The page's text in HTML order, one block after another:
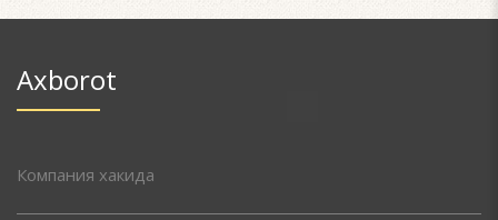
Axborot
Компания хакида